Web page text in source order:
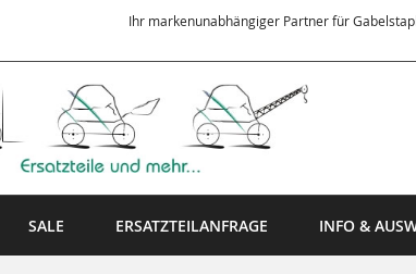
Ihr markenunabhängiger Partner für
SALE ERSATZTEILANFRAGE INFO &